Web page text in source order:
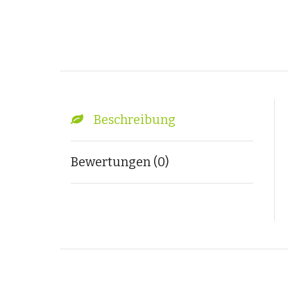
Beschreibung
Bewertungen (0)